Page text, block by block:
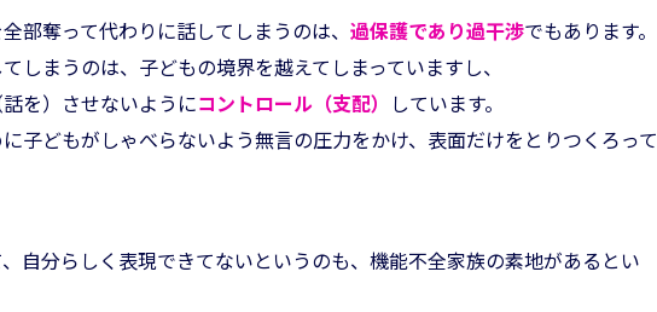
部奪って代わりに話してしまうのは、 過保護であり過干渉でもあります。
しまうのは、子どもの境界を越えてしまっていますし、
を）させないようにコントロール（支配） しています。
に子どもがしゃべらないよう無言の圧力をかけ、表面だけをとりつくろって
自分らしく表現できてないというのも、機能不全家族の素地があるとい